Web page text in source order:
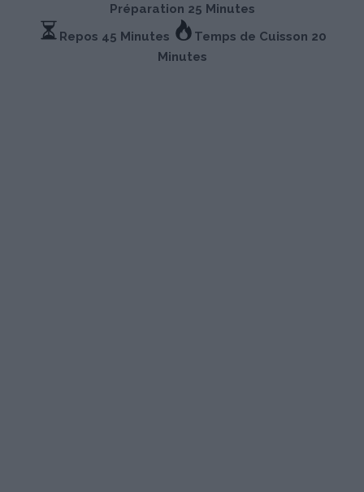
Préparation 25 Minutes
Repos 45 Minutes
Temps de Cuisson 20
Minutes